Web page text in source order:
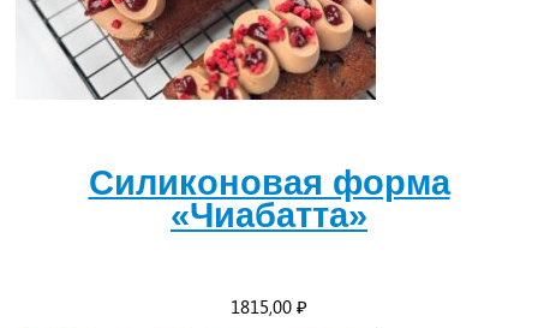
Силиконовая форма
«Чиабатта»
1815,00 ₽